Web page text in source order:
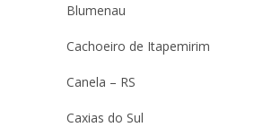
Blumenau
Cachoeiro de Itapemirim
Canela – RS
Caxias do Sul